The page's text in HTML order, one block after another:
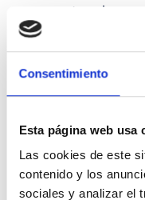
Consentimiento
Esta página web usa
Las cookies de este
contenido y los
sociales y analizar el
encuentra el
enfermedad. En
viajero nos
hemos de
destino.
Por último,